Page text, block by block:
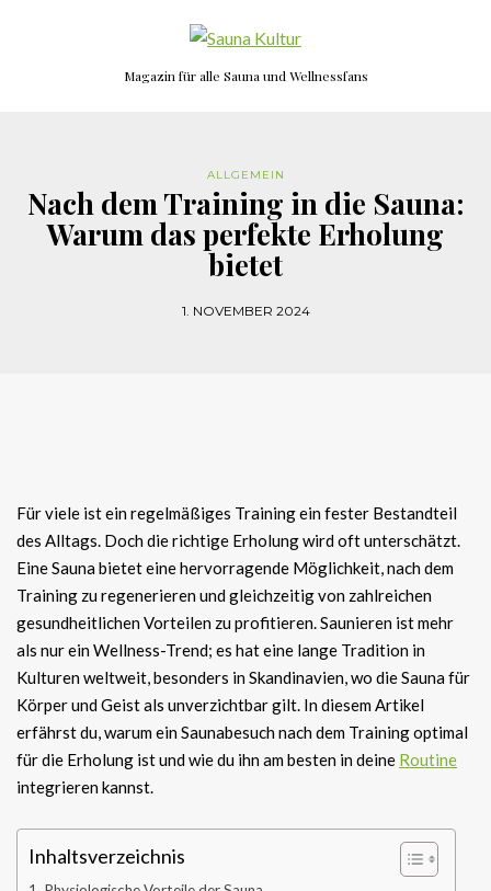
Magazin für alle Sauna und Wellnessfans
ALLGEMEIN
Nach dem Training in die Sauna:
Warum das perfekte Erholung
bietet
1. NOVEMBER 2024
Für viele ist ein regelmäßiges Training ein fester Bestandteil
des Alltags. Doch die richtige Erholung wird oft unterschätzt.
Eine Sauna bietet eine hervorragende Möglichkeit, nach dem
Training zu regenerieren und gleichzeitig von zahlreichen
gesundheitlichen Vorteilen zu profitieren. Saunieren ist mehr
als nur ein Wellness-Trend; es hat eine lange Tradition in
Kulturen weltweit, besonders in Skandinavien, wo die Sauna für
Körper und Geist als unverzichtbar gilt. In diesem Artikel
erfährst du, warum ein Saunabesuch nach dem Training optimal
für die Erholung ist und wie du ihn am besten in deine Routine
integrieren kannst.
Inhaltsverzeichnis